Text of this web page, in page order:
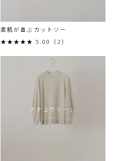
素肌が喜ぶカットソー
★★★★★ 5.00（2）
ナチュラリー」
ト